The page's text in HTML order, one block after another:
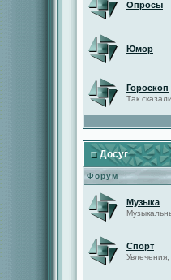
Опросы
Юмор
Гороскоп
Так
Досуг
Форум
Музыка
Спорт